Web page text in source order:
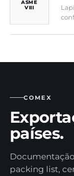
ASME
VIII
COMEX
países.
packing list,